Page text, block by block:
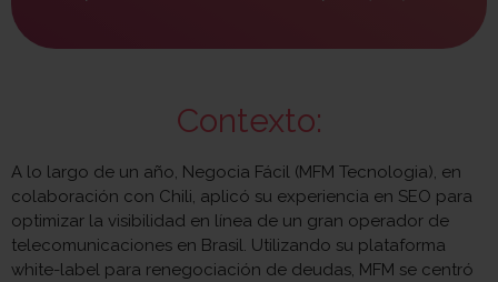
Contexto:
A lo largo de un año, Negocia Fácil (MFM Tecnologia), en
colaboración con Chili, aplicó su experiencia en SEO para
optimizar la visibilidad en línea de un gran operador de
telecomunicaciones en Brasil. Utilizando su plataforma
white-label para renegociación de deudas, MFM se centró